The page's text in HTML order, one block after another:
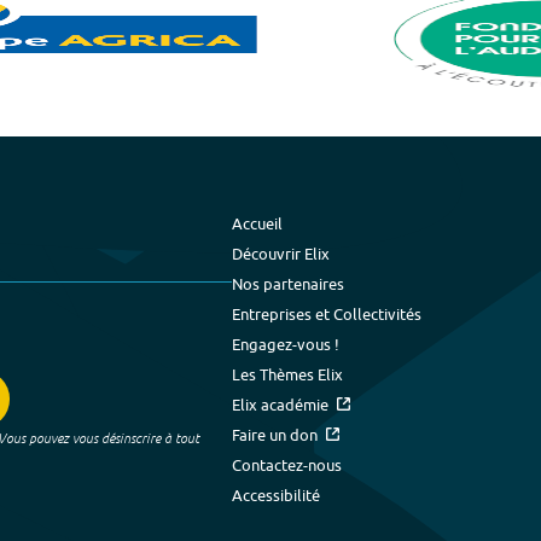
pouvez vous désinscrire à tout
Accueil
Découvrir Elix
Nos partenaires
Entreprises et Collectivités
Engagez-vous !
Les Thèmes Elix
Elix académie
Faire un don
Contactez-nous
Accessibilité